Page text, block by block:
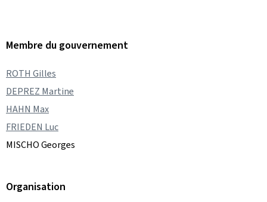
Membre du gouvernement
ROTH Gilles
DEPREZ Martine
HAHN Max
FRIEDEN Luc
MISCHO Georges
Organisation